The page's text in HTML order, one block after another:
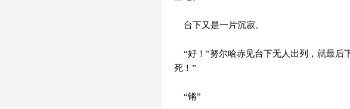
台下又是一片沉寂。
“好！”努尔哈赤见台下无人出列，就最后
死！”
“锵”